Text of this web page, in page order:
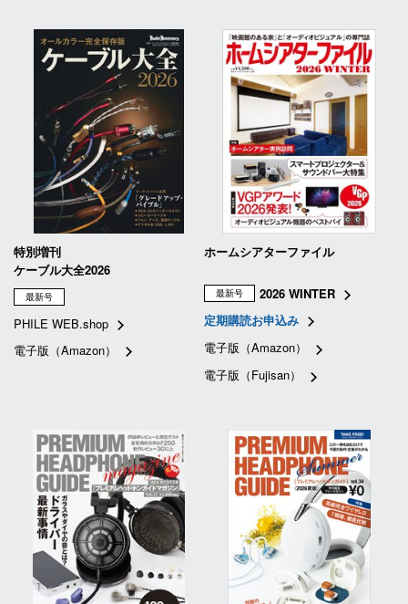
特別増刊
ケーブル大全2026
最新号
PHILE WEB.shop
電子版（Amazon）
ホームシアターファイル
最新号
2026 WINTER
定期購読お申込み
電子版（Amazon）
電子版（Fujisan）